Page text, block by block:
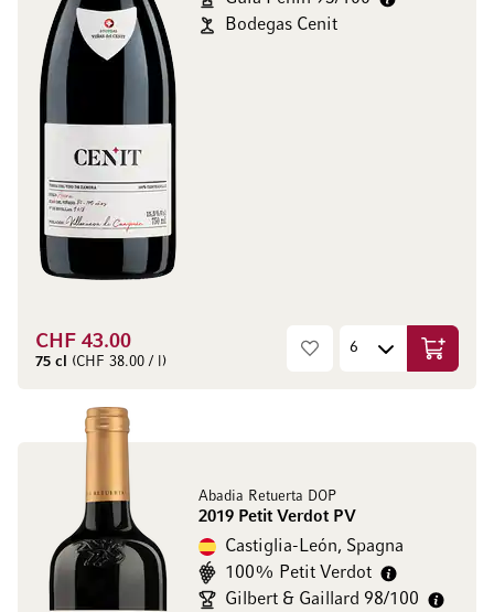
Bodegas Cenit
CHF 43.00
75 cl (CHF 38.00 / l)
Abadia Retuerta DOP
2019 Petit Verdot PV
Castiglia-León, Spagna
100% Petit Verdot
Gilbert & Gaillard 98/100